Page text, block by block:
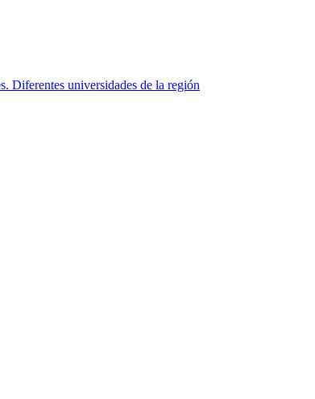
Diferentes universidades de la región